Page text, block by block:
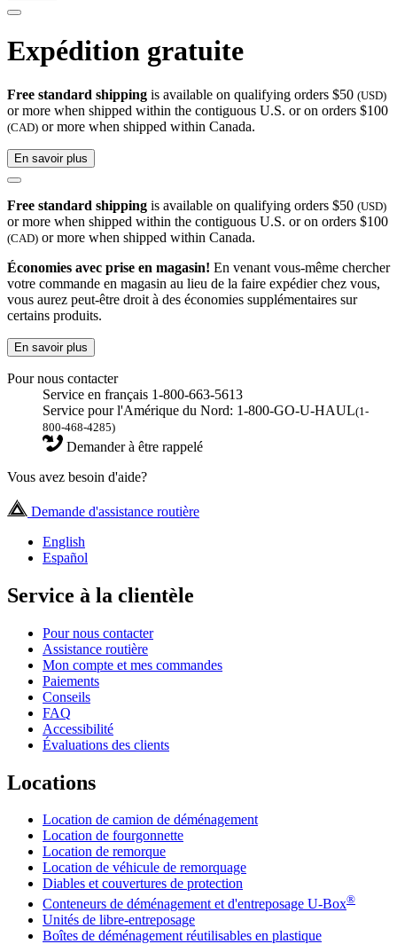
Expédition gratuite
Free standard shipping is available on qualifying orders $50 (USD)
or more when shipped within the contiguous U.S. or on orders $100
(CAD) or more when shipped within Canada.
En savoir plus
Free standard shipping is available on qualifying orders $50 (USD)
or more when shipped within the contiguous U.S. or on orders $100
(CAD) or more when shipped within Canada.
Économies avec prise en magasin! En venant vous-même chercher
votre commande en magasin au lieu de la faire expédier chez vous,
vous aurez peut-être droit à des économies supplémentaires sur
certains produits.
En savoir plus
Pour nous contacter
Service en français 1-800-663-5613
Service pour l'Amérique du Nord: 1-800-GO-U-HAUL(1-
800-468-4285)
Demander à être rappelé
Vous avez besoin d'aide?
Demande d'assistance routière
English
Español
Service à la clientèle
Pour nous contacter
Assistance routière
Mon compte et mes commandes
Paiements
Conseils
FAQ
Accessibilité
Évaluations des clients
Locations
Location de camion de déménagement
Location de fourgonnette
Location de remorque
Location de véhicule de remorquage
Diables et couvertures de protection
Conteneurs de déménagement et d'entreposage U-Box®
Unités de libre-entreposage
Boîtes de déménagement réutilisables en plastique